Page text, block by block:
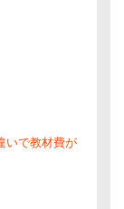
いで教材費が